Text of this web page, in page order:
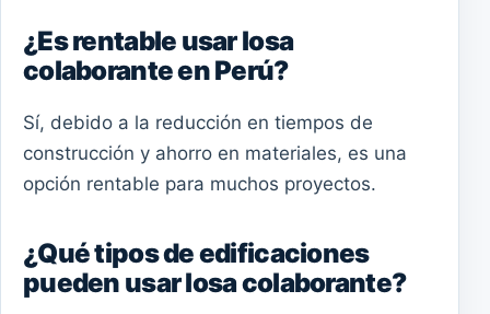
¿Es rentable usar losa
colaborante en Perú?
Sí, debido a la reducción en tiempos de
construcción y ahorro en materiales, es una
opción rentable para muchos proyectos.
¿Qué tipos de edificaciones
pueden usar losa colaborante?